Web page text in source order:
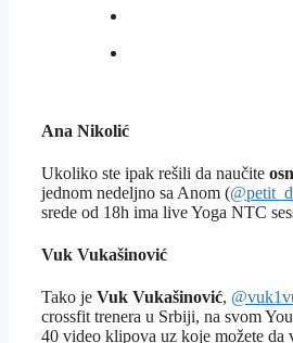
Ana Nikolić
Ukoliko ste ipak rešili da naučite
jednom nedeljno sa Anom (
srede od 18h ima live Yoga NTC
Vuk Vukašinović
Tako je Vuk Vukašinović,
crossfit trenera u Srbiji, na svom
40 video klipova uz koje možete da